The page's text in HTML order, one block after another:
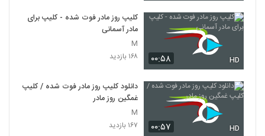
۰۰:۵۸ HD
کلیپ روز مادر فوت شده - کلیپ برای
مادر آسمانی
M
۱۶۸ بازدید
۰۰:۵۷ HD
دانلود کلیپ روز مادر فوت شده / کلیپ
غمگین روز مادر
M
۱۶۷ بازدید